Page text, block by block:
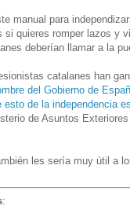
manual para
si quieres romper lazos y
deberían llamar a la
catalanes han
del Gobierno de
esto de la independencia
de Asuntos
les sería muy útil a
: